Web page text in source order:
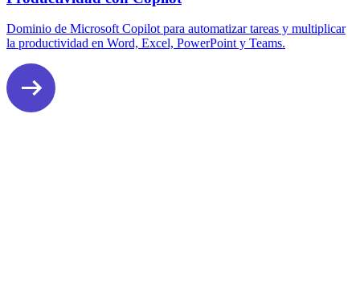
Dominio de Microsoft Copilot para automatizar tareas y multiplicar
la productividad en Word, Excel, PowerPoint y Teams.